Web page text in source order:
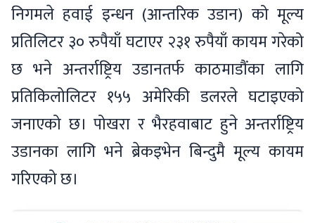
निगमले हवाई इन्धन (आन्तरिक उडान) को मूल्य
प्रतिलिटर ३० रुपैयाँ घटाएर २३१ रुपैयाँ कायम गरेको
छ भने अन्तर्राष्ट्रिय उडानतर्फ काठमाडौंका लागि
प्रतिकिलोलिटर १५५ अमेरिकी डलरले घटाइएको
जनाएको छ। पोखरा र भैरहवाबाट हुने अन्तर्राष्ट्रिय
उडानका लागि भने ब्रेकइभेन बिन्दुमै मूल्य कायम
गरिएको छ।